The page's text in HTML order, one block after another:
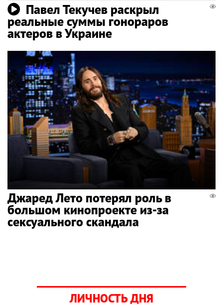
Павел Текучев раскрыл
реальные суммы гонораров
актеров в Украине
Джаред Лето потерял роль в
большом кинопроекте из-за
сексуального скандала
ЛИЧНОСТЬ ДНЯ